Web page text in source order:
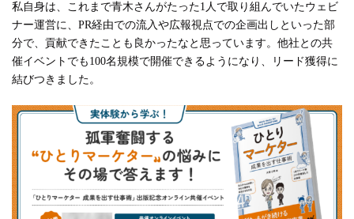
私自身は、これまで青木さんがたった1人で取り組んでいたウェビ
ナー運営に、PR経由での流入や広報視点での企画出しといった部
分で、貢献できたことも良かったなと思っています。他社との共
催イベントでも100名規模で開催できるようになり、リード獲得に
結びつきました。